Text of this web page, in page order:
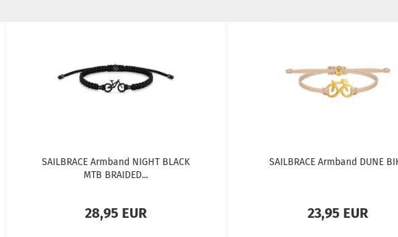
SAILBRACE Arm­band NIGHT BLACK
MTB BRAI­DED...
28,95 EUR
SAILBRACE Arm­band DUNE
23,95 EUR